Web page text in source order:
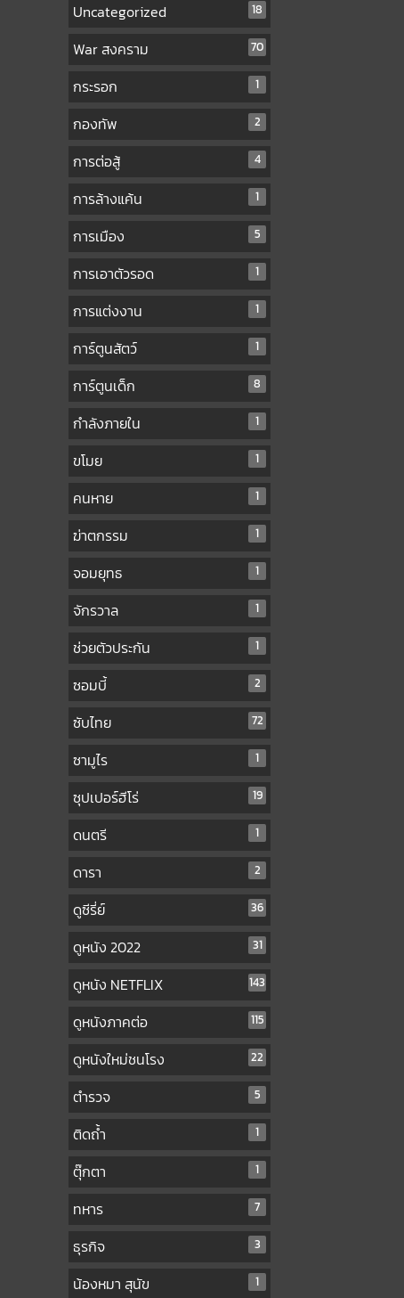
Uncategorized 18
War สงคราม 70
กระรอก 1
กองทัพ 2
การต่อสู้ 4
การล้างแค้น 1
การเมือง 5
การเอาตัวรอด 1
การแต่งงาน 1
การ์ตูนสัตว์ 1
การ์ตูนเด็ก 8
กำลังภายใน 1
ขโมย 1
คนหาย 1
ฆ่าตกรรม 1
จอมยุทธ 1
จักรวาล 1
ช่วยตัวประกัน 1
ซอมบี้ 2
ซับไทย 72
ซามูไร 1
ซุปเปอร์ฮีโร่ 19
ดนตรี 1
ดารา 2
ดูซีรี่ย์ 36
ดูหนัง 2022 31
ดูหนัง NETFLIX 143
ดูหนังภาคต่อ 115
ดูหนังใหม่ชนโรง 22
ตำรวจ 5
ติดถ้ำ 1
ตุ๊กตา 1
ทหาร 7
ธุรกิจ 3
น้องหมา สุนัข 1